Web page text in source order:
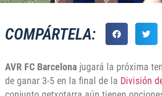
COMPÁRTELA:
AVR FC Barcelona jugará la próxima
de ganar 3-5 en la final de la División